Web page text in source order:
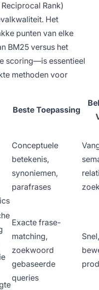
Rank)
Het
punten van elke
BM25 versus het
scoring—is essentieel
methoden voor
Beste Toepassing
Conceptuele
betekenis,
synoniemen,
parafrases
Exacte frase-
matching,
zoekwoord
gebaseerde
queries